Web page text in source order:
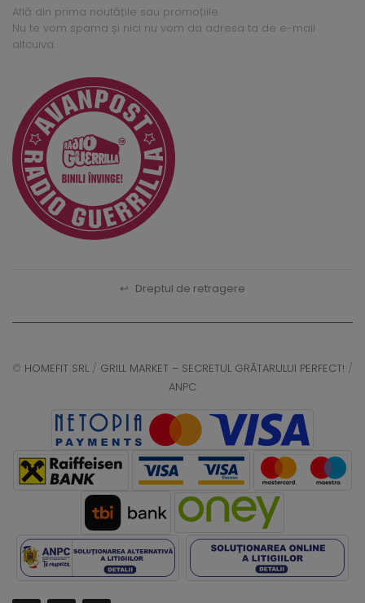
Află din prima noutățile sau promoțiile.
Nu te vom spama și nici nu vom da adresa ta de e-mail
altcuiva.
↩ Dreptul de retragere
© HOMEFIT SRL / GRILL MARKET – SECRETUL GRĂTARULUI PERFECT! /
ANPC